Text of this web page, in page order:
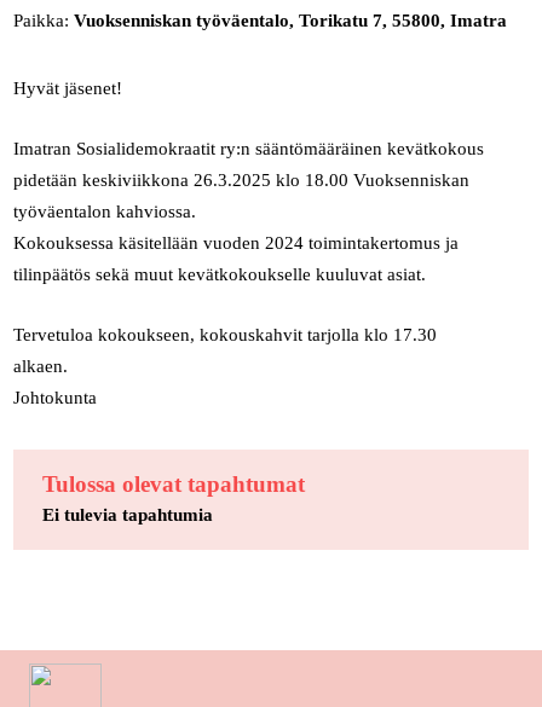
Paikka: Vuoksenniskan työväentalo, Torikatu 7, 55800, Imatra
Hyvät jäsenet!
Imatran Sosialidemokraatit ry:n sääntömääräinen kevätkokous
pidetään keskiviikkona 26.3.2025 klo 18.00 Vuoksenniskan
työväentalon kahviossa.
Kokouksessa käsitellään vuoden 2024 toimintakertomus ja
tilinpäätös sekä muut kevätkokoukselle kuuluvat asiat.
Tervetuloa kokoukseen, kokouskahvit tarjolla klo 17.30
alkaen.
Johtokunta
Tulossa olevat tapahtumat
Ei tulevia tapahtumia